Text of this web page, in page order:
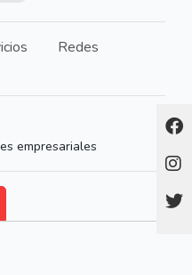
Redes
empresariales